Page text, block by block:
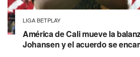
LIGA BETPLAY
América de Cali mueve la
Johansen y el acuerdo se